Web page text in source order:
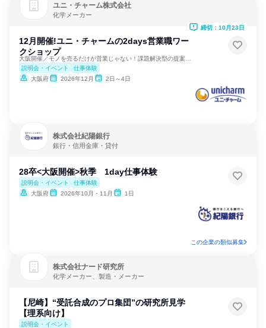
ユニ・チャーム株式会社
化学メーカー
12月開催!ユニ・チャームの2days営業職ワー
クショップ
説明会・イベント
仕事体験
大阪府
2026年12月 2日～4日
締切：10月23日
株式会社紀陽銀行
銀行・信用金庫・貸付
28卒<大阪開催>秋季 1day仕事体験
説明会・イベント
仕事体験
大阪府
2026年10月・11月 1日
この企業の類似募集
株式会社ナード研究所
化学メーカー、製造・メーカー
【尼崎】“受託合成のプロ集団”の研究所見学
【理系向け】
説明会・イベント